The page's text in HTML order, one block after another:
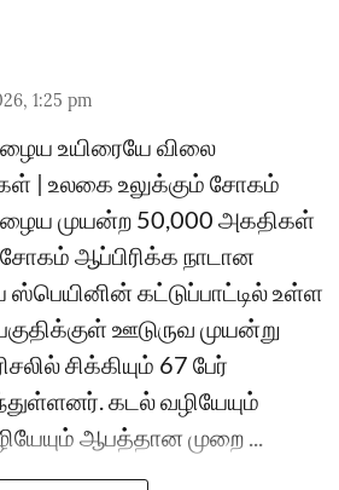
1:25 pm
உயிரையே விலை
| உலகை உலுக்கும் சோகம்
முயன்ற 50,000 அகதிகள்
சோகம் ஆப்பிரிக்க நாடான
கட்டுப்பாட்டில் உள்ள
ஊடுருவ முயன்று
சிக்கியும் 67 பேர்
கடல் வழியேயும்
ஆபத்தான முறை ...